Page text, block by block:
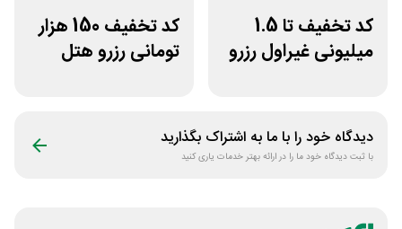
کد تخفیف تا 1.5
میلیونی غیراول رزرو
کد تخفیف 150 هزار
تومانی رزرو هتل
دیدگاه خود را با ما به اشتراک بگذارید
با ثبت دیدگاه خود ما را در ارائه بهتر خدمات یاری کنید